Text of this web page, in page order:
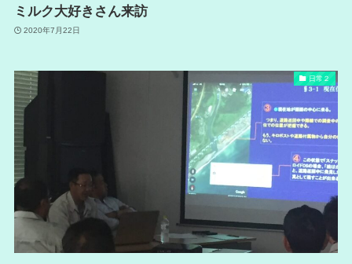
ミルク大好きさん来訪
2020年7月22日
日常２